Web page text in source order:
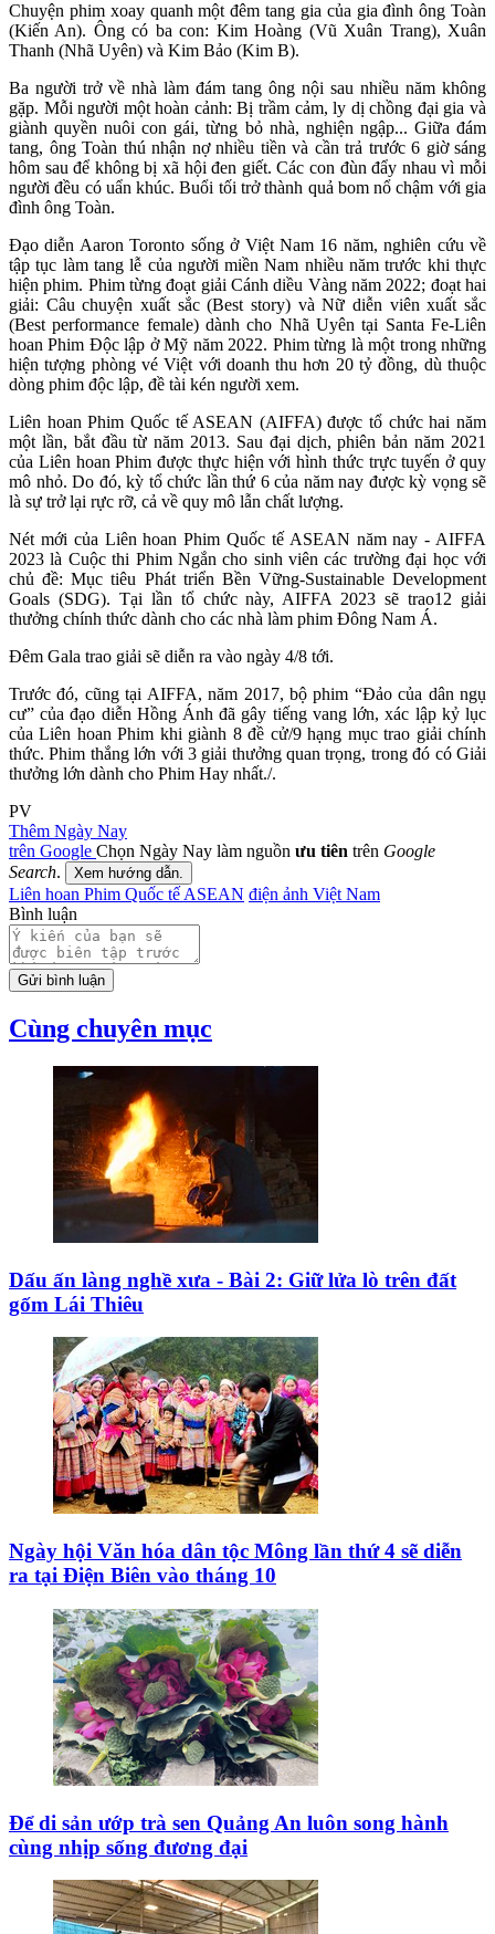
Chuyện phim xoay quanh một đêm tang gia của gia đình ông Toàn
(Kiến An). Ông có ba con: Kim Hoàng (Vũ Xuân Trang), Xuân
Thanh (Nhã Uyên) và Kim Bảo (Kim B).
Ba người trở về nhà làm đám tang ông nội sau nhiều năm không
gặp. Mỗi người một hoàn cảnh: Bị trầm cảm, ly dị chồng đại gia và
giành quyền nuôi con gái, từng bỏ nhà, nghiện ngập... Giữa đám
tang, ông Toàn thú nhận nợ nhiều tiền và cần trả trước 6 giờ sáng
hôm sau để không bị xã hội đen giết. Các con đùn đẩy nhau vì mỗi
người đều có uẩn khúc. Buổi tối trở thành quả bom nổ chậm với gia
đình ông Toàn.
Đạo diễn Aaron Toronto sống ở Việt Nam 16 năm, nghiên cứu về
tập tục làm tang lễ của người miền Nam nhiều năm trước khi thực
hiện phim. Phim từng đoạt giải Cánh diều Vàng năm 2022; đoạt hai
giải: Câu chuyện xuất sắc (Best story) và Nữ diễn viên xuất sắc
(Best performance female) dành cho Nhã Uyên tại Santa Fe-Liên
hoan Phim Độc lập ở Mỹ năm 2022. Phim từng là một trong những
hiện tượng phòng vé Việt với doanh thu hơn 20 tỷ đồng, dù thuộc
dòng phim độc lập, đề tài kén người xem.
Liên hoan Phim Quốc tế ASEAN (AIFFA) được tổ chức hai năm
một lần, bắt đầu từ năm 2013. Sau đại dịch, phiên bản năm 2021
của Liên hoan Phim được thực hiện với hình thức trực tuyến ở quy
mô nhỏ. Do đó, kỳ tổ chức lần thứ 6 của năm nay được kỳ vọng sẽ
là sự trở lại rực rỡ, cả về quy mô lẫn chất lượng.
Nét mới của Liên hoan Phim Quốc tế ASEAN năm nay - AIFFA
2023 là Cuộc thi Phim Ngắn cho sinh viên các trường đại học với
chủ đề: Mục tiêu Phát triển Bền Vững-Sustainable Development
Goals (SDG). Tại lần tổ chức này, AIFFA 2023 sẽ trao12 giải
thưởng chính thức dành cho các nhà làm phim Đông Nam Á.
Đêm Gala trao giải sẽ diễn ra vào ngày 4/8 tới.
Trước đó, cũng tại AIFFA, năm 2017, bộ phim “Đảo của dân ngụ
cư” của đạo diễn Hồng Ánh đã gây tiếng vang lớn, xác lập kỷ lục
của Liên hoan Phim khi giành 8 đề cử/9 hạng mục trao giải chính
thức. Phim thắng lớn với 3 giải thưởng quan trọng, trong đó có Giải
thưởng lớn dành cho Phim Hay nhất./.
PV
Thêm Ngày Nay
trên Google Chọn Ngày Nay làm nguồn ưu tiên trên Google
Search. Xem hướng dẫn.
Liên hoan Phim Quốc tế ASEAN điện ảnh Việt Nam
Bình luận
Gửi bình luận
Cùng chuyên mục
Dấu ấn làng nghề xưa - Bài 2: Giữ lửa lò trên đất
gốm Lái Thiêu
Ngày hội Văn hóa dân tộc Mông lần thứ 4 sẽ diễn
ra tại Điện Biên vào tháng 10
Để di sản ướp trà sen Quảng An luôn song hành
cùng nhịp sống đương đại